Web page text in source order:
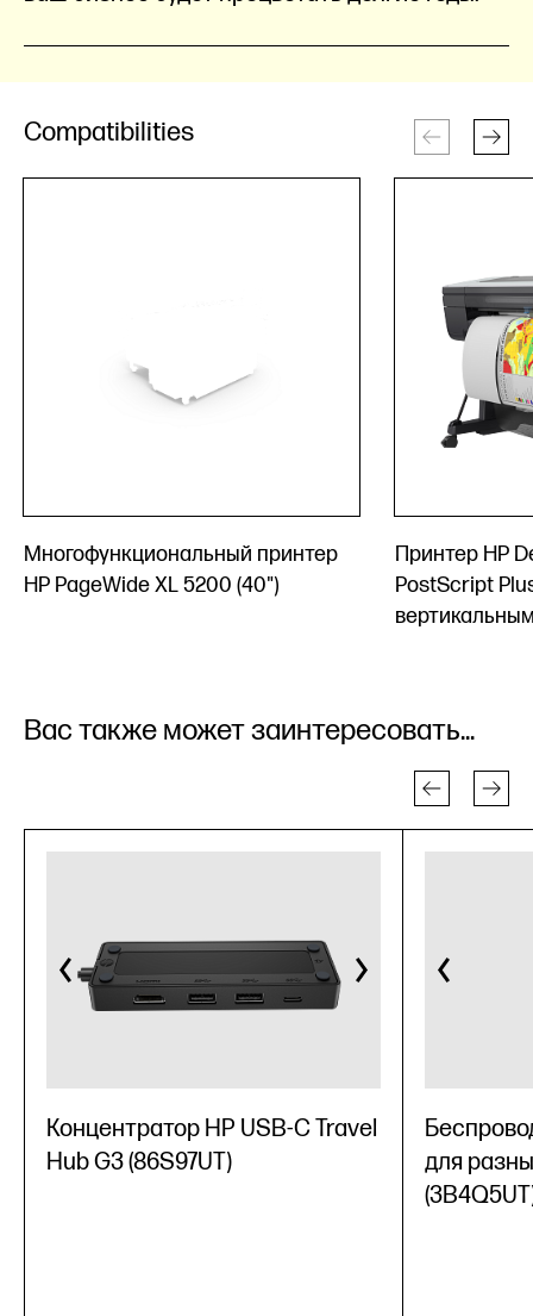
Compatibilities
Многофункциональный принтер
HP PageWide XL 5200 (40")
Принтер HP
PostScript
Вас также может заинтересовать...
Концентратор HP USB-C Travel
Hub G3 (86S97UT)
для